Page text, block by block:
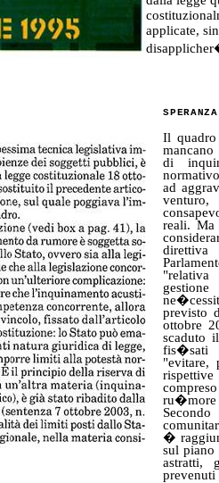
applicate,
Il quadro
mancano
di
ad
reali.
previsto
ottobre
scaduto
fis�sati
"evitare,
ru�more
�
sul
astratti,